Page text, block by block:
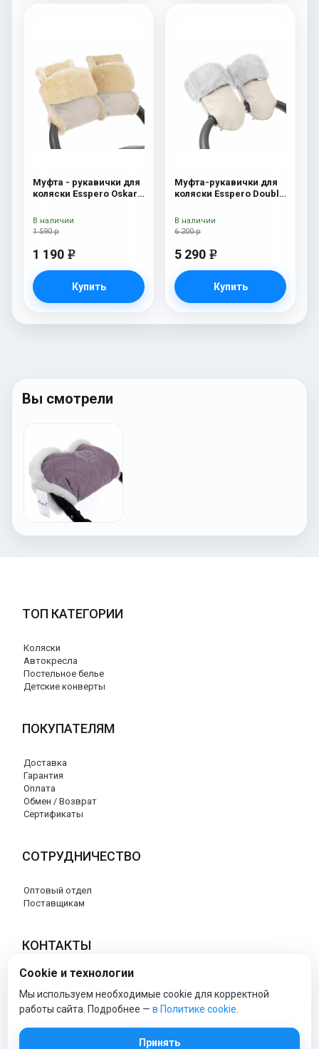
Муфта - рукавички для
коляски Esspero Oskar
Beige
1 590 р
1 190 e
Купить
В наличии
Муфта-рукавички для
коляски Esspero Double
(Натуральная шерсть)
Beige
6 200 р
5 290 e
Купить
В наличии
Вы смотрели
ТОП КАТЕГОРИИ
Коляски
Автокресла
Постельное белье
Детские конверты
ПОКУПАТЕЛЯМ
Доставка
Гарантия
Оплата
Обмен / Возврат
Сертификаты
СОТРУДНИЧЕСТВО
Оптовый отдел
Поставщикам
КОНТАКТЫ
8 (800) 707-76-34
info@esspero-market.ru
Cookie и технологии
Мы используем необходимые cookie для корректной
работы сайта. Подробнее — в Политике cookie
Принять